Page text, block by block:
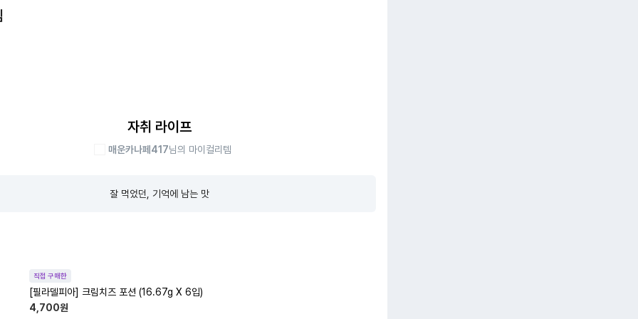
자취 라이프
매운카나페417님의 마이컬리템
잘 먹었던, 기억에 남는 맛
직접 구매한
[필라델피아] 크림치즈 포션 (16.67g X 6입)
4,700원